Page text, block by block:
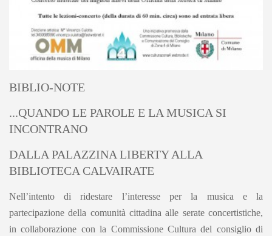
BIBLIO-NOTE
...QUANDO LE PAROLE E LA MUSICA SI
INCONTRANO
DALLA PALAZZINA LIBERTY ALLA
BIBLIOTECA CALVAIRATE
Nell’intento di ridestare l’interesse per la musica e la
partecipazione della comunità cittadina alle serate concertistiche,
in collaborazione con la Commissione Cultura del consiglio di